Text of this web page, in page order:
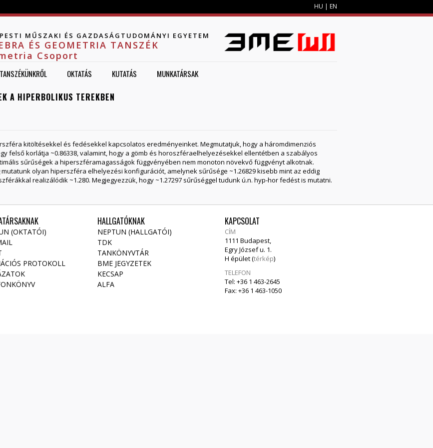
HU | EN
MŰSZAKI ÉS GAZDASÁGTUDOMÁNYI EGYETEM
ÉS GEOMETRIA TANSZÉK
Csoport
TANSZÉKÜNKRŐL OKTATÁS KUTATÁS MUNKATÁRSAK
A HIPERBOLIKUS TEREKBEN
kitöltésekkel és fedésekkel kapcsolatos eredményeinket. Megmutatjuk, hogy a háromdimenziós
felső korlátja ~0.86338, valamint, hogy a gömb és horoszféraelhelyezésekkel ellentétben a szabályos
sűrűségek a hiperszféramagasságok függvényében nem monoton növekvő függvényt alkotnak.
olyan hiperszféra elhelyezési konfigurációt, amelynek sűrűsége ~1.26829 kisebb mint az eddig
realizálódik ~1.280. Megjegyezzük, hogy ~1.27297 sűrűséggel tudunk ú.n. hyp-hor fedést is mutatni.
(OKTATÓI)
PROTOKOLL
HALLGATÓKNAK
NEPTUN (HALLGATÓI)
TDK
TANKÖNYVTÁR
BME JEGYZETEK
KECSAP
ALFA
KAPCSOLAT
CÍM
1111 Budapest,
Egry József u. 1.
H épület (térkép)
TELEFON
Tel: +36 1 463-2645
Fax: +36 1 463-1050